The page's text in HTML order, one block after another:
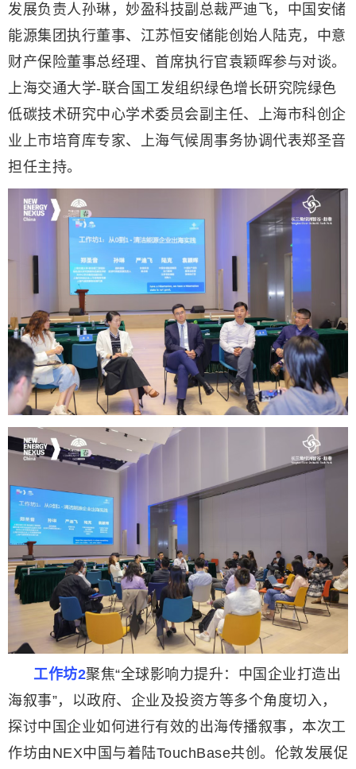
发展负责人孙琳，妙盈科技副总裁严迪飞，中国安储
能源集团执行董事、江苏恒安储能创始人陆克，中意
财产保险董事总经理、首席执行官袁颖晖参与对谈。
上海交通大学-联合国工发组织绿色增长研究院绿色
低碳技术研究中心学术委员会副主任、上海市科创企
业上市培育库专家、上海气候周事务协调代表郑圣音
担任主持。
工作坊2聚焦“全球影响力提升：中国企业打造出
海叙事”，以政府、企业及投资方等多个角度切入，
探讨中国企业如何进行有效的出海传播叙事，本次工
作坊由NEX中国与着陆TouchBase共创。伦敦发展促